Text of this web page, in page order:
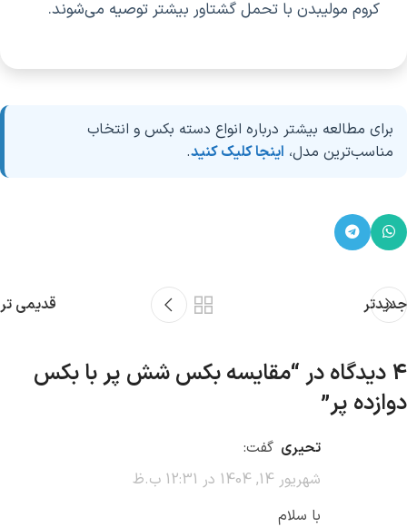
کروم مولیبدن با تحمل گشتاور بیشتر توصیه می‌شوند.
برای مطالعه بیشتر درباره انواع دسته بکس و انتخاب
مناسب‌ترین مدل، اینجا کلیک کنید.
جدیدتر قدیمی تر
4 دیدگاه در “
مقایسه بکس شش پر با بکس
دوازده پر”
تحیری گفت:
شهریور 14, 1404 در 12:31 ب.ظ
با سلام